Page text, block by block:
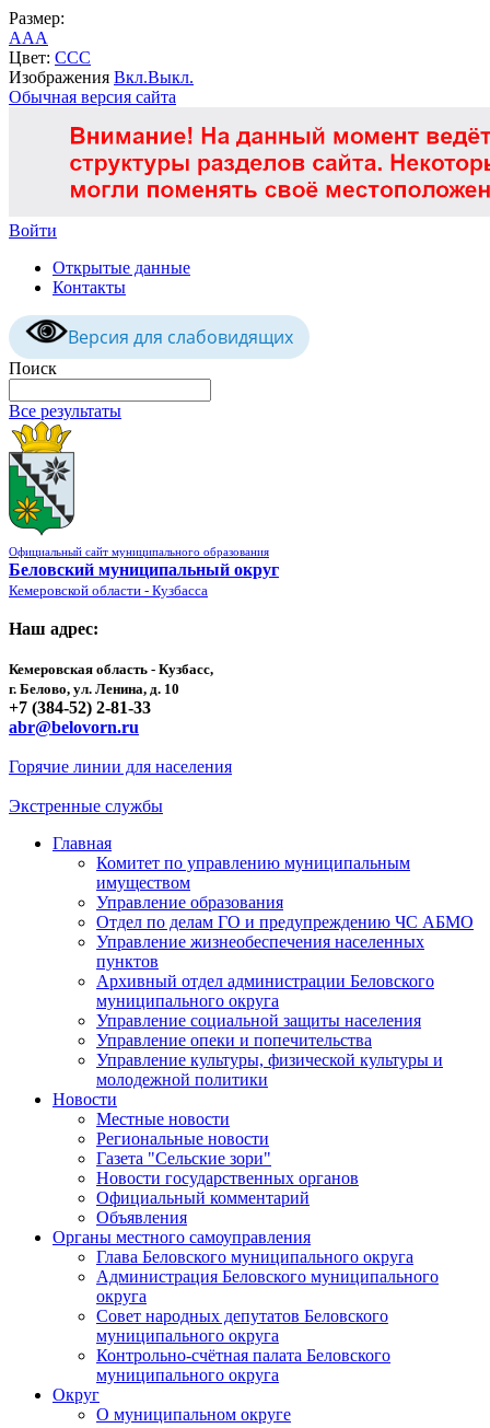
Размер:
AAA
Цвет: CCC
Изображения Вкл.Выкл.
Обычная версия сайта
Войти
Открытые данные
Контакты
Версия для слабовидящих
Поиск
Все результаты
Официальный сайт муниципального образования
Беловский муниципальный округ
Кемеровской области - Кузбасса
Наш адрес:
Кемеровская область - Кузбасс,
г. Белово, ул. Ленина, д. 10
+7 (384-52) 2-81-33
abr@belovorn.ru
Горячие линии для населения
Экстренные службы
Главная
Комитет по управлению муниципальным
имуществом
Управление образования
Отдел по делам ГО и предупреждению ЧС АБМО
Управление жизнеобеспечения населенных
пунктов
Архивный отдел администрации Беловского
муниципального округа
Управление социальной защиты населения
Управление опеки и попечительства
Управление культуры, физической культуры и
молодежной политики
Новости
Местные новости
Региональные новости
Газета "Сельские зори"
Новости государственных органов
Официальный комментарий
Объявления
Органы местного самоуправления
Глава Беловского муниципального округа
Администрация Беловского муниципального
округа
Совет народных депутатов Беловского
муниципального округа
Контрольно-счётная палата Беловского
муниципального округа
Округ
О муниципальном округе